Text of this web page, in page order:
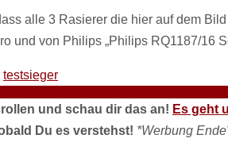
alle 3 Rasierer die hier auf dem
und von Philips „Philips RQ1187/16
testsieger
und schau dir das an! Es geht
Du es verstehst! *Werbung